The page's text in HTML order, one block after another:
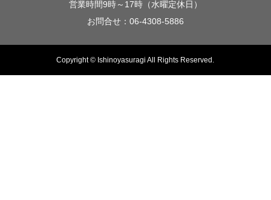
営業時間9時～17時（水曜定休日）
お問合せ：06-4308-5886
Copyright © Ishinoyasuragi All Rights Reserved.